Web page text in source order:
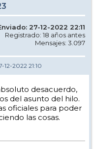
27-12-2022 22:11
Registrado: 18 años antes
Mensajes: 3.097
12-2022 21:10
desacuerdo,
del asunto del hilo.
oficiales para poder
las cosas.